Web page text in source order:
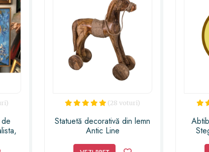
(28 voturi)
Statuetă decorativă din lemn
Antic Line